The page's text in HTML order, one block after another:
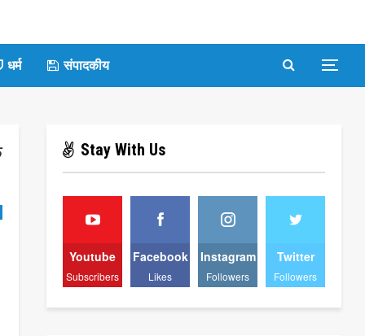
धर्म संपादकीय
Stay With Us
Youtube
Subscribers
Facebook
Likes
Instagram
Followers
Twitter
Followers